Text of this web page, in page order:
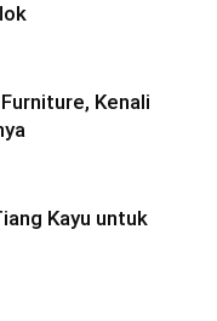
Kenali
Kayu untuk